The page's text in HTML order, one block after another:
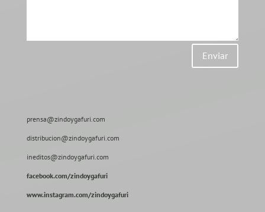
Enviar
prensa@zindoygafuri.com
distribucion@zindoygafuri.com
ineditos@zindoygafuri.com
facebook.com/zindoygafuri
www.instagram.com/zindoygafuri